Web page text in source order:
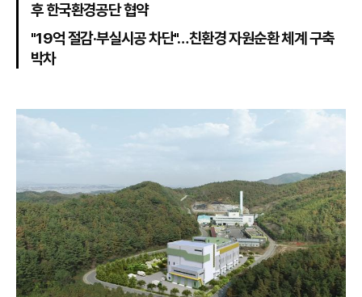
후 한국환경공단 협약
"19억 절감·부실시공 차단"…친환경 자원순환 체계 구축
박차